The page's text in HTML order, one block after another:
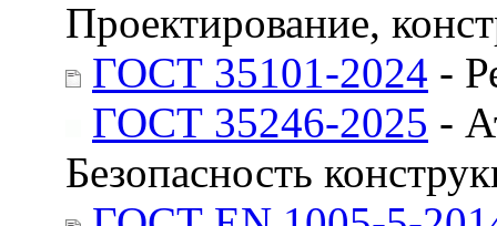
Проектирование,
ГОСТ 35101-2024 -
ГОСТ 35246-2025 -
Безопасность